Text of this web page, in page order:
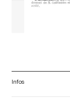
Infos